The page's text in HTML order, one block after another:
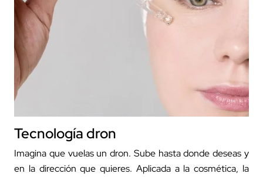
Tecnología dron
Imagina que vuelas un dron. Sube hasta donde deseas y
en la dirección que quieres. Aplicada a la cosmética, la